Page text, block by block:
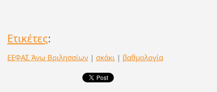
Ετικέτες:
ΕΕΦΑΣ Άνω Βριλησσίων | σκάκι | βαθμολογία